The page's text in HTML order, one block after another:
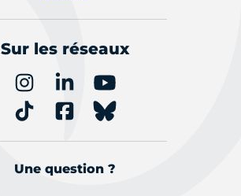
Sur les réseaux
Une question ?